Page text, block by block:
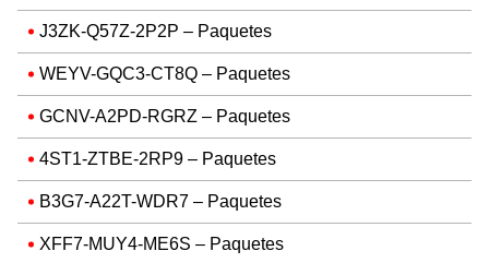
J3ZK-Q57Z-2P2P – Paquetes
WEYV-GQC3-CT8Q – Paquetes
GCNV-A2PD-RGRZ – Paquetes
4ST1-ZTBE-2RP9 – Paquetes
B3G7-A22T-WDR7 – Paquetes
XFF7-MUY4-ME6S – Paquetes